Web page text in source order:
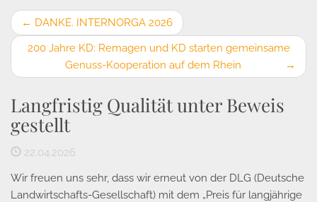
← DANKE. INTERNORGA 2026
200 Jahre KD: Remagen und KD starten gemeinsame
Genuss-Kooperation auf dem Rhein
→
Langfristig Qualität unter Beweis
gestellt
22.04.2026
Wir freuen uns sehr, dass wir erneut von der DLG (Deutsche
Landwirtschafts-Gesellschaft) mit dem „Preis für langjährige